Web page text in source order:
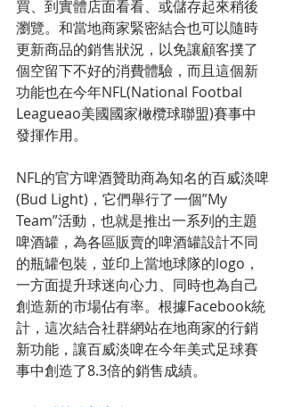
買、到實體店面看看、或儲存起來稍後
瀏覽。和當地商家緊密結合也可以隨時
更新商品的銷售狀況，以免讓顧客撲了
個空留下不好的消費體驗，而且這個新
功能也在今年NFL(National Footbal
Leagueao美國國家橄欖球聯盟)賽事中
發揮作用。
NFL的官方啤酒贊助商為知名的百威淡啤
(Bud Light)，它們舉行了一個”My
Team”活動，也就是推出一系列的主題
啤酒罐，為各區販賣的啤酒罐設計不同
的瓶罐包裝，並印上當地球隊的logo，
一方面提升球迷向心力、同時也為自己
創造新的市場佔有率。根據Facebook統
計，這次結合社群網站在地商家的行銷
新功能，讓百威淡啤在今年美式足球賽
事中創造了8.3倍的銷售成績。